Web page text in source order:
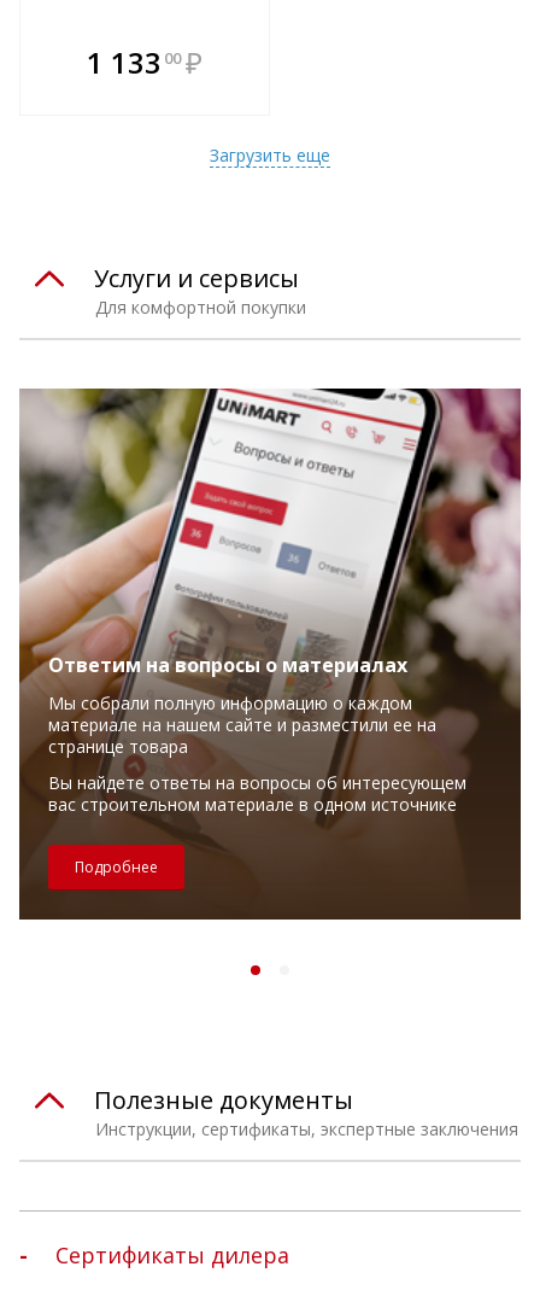
1 133 00 ₽
Загрузить еще
Для комфортной покупки
Услуги и сервисы
Ответим на вопросы о материалах
Мы собрали полную информацию о каждом
материале на нашем сайте и разместили ее на
странице товара
Вы найдете ответы на вопросы об интересующем
вас строительном материале в одном источнике
Подробнее
Инструкции, сертификаты, экспертные заключения
Полезные документы
Сертификаты дилера